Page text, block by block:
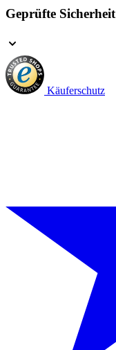
Geprüfte Sicherheit
Käuferschutz